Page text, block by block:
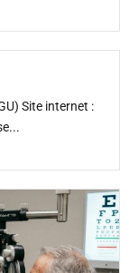
Site internet :